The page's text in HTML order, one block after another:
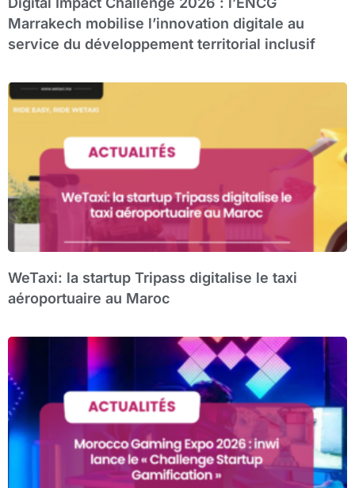
Marrakech mobilise l’innovation digitale au
service du développement territorial inclusif
WeTaxi: la startup Tripass digitalise le taxi
aéroportuaire au Maroc